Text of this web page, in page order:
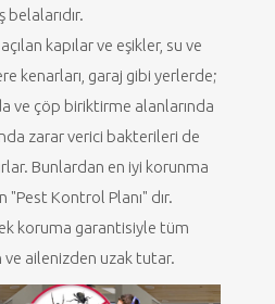
belalarıdır.
kapılar ve eşikler, su ve
kenarları, garaj gibi yerlerde;
ve çöp biriktirme alanlarında
zarar verici bakterileri de
Bunlardan en iyi korunma
Kontrol Planı" dır.
koruma garantisiyle tüm
ve ailenizden uzak tutar.